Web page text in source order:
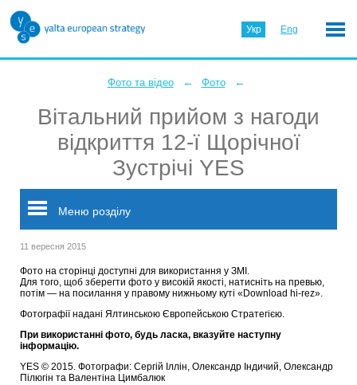
Укр Eng
Фото та відео ← Фото ←
Вітальний прийом з нагоди
відкриття 12-ї Щорічної
Зустрічі YES
Меню розділу
11 вересня 2015
Фото на сторінці доступні для використання у ЗМІ.
Для того, щоб зберегти фото у високій якості, натисніть на превью,
потім — на посилання у правому нижньому куті «Download hi-rez».
Фотографії надані Ялтинською Європейською Стратегією.
При використанні фото, будь ласка, вказуйте наступну
інформацію.
YES © 2015. Фотографи: Сергій Іллін, Олександр Індичий, Олександр
Пілюгін та Валентіна Цимбалюк